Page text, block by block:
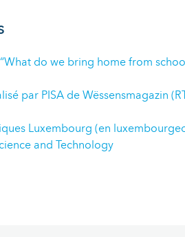
do we bring home from
par PISA de Wëssensmagazin
Luxembourg (en
and Technology